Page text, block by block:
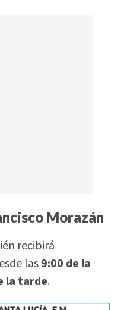
Morazán
recibirá
las9:00 de la
la tarde.